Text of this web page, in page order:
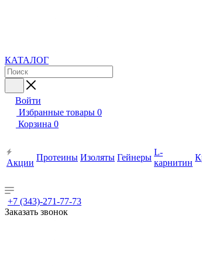
КАТАЛОГ
Войти
Избранные товары 0
Корзина 0
Акции
Протеины Изоляты Гейнеры
L-
карнитин
+7 (343)-271-77-73
Заказать звонок